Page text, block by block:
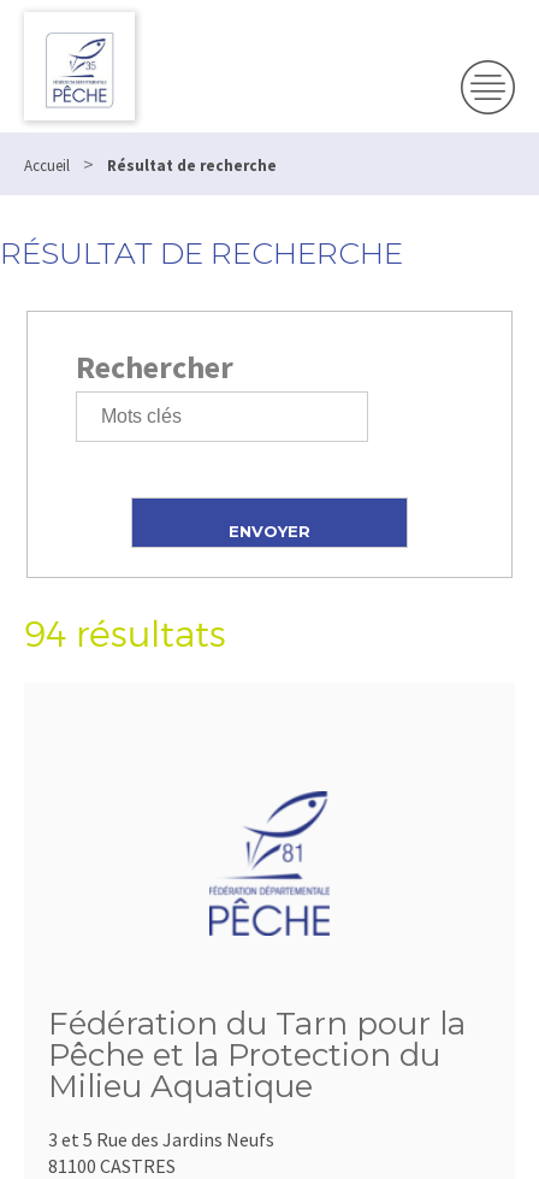
Accueil > Résultat de recherche
RÉSULTAT DE RECHERCHE
Rechercher
94 résultats
Fédération du Tarn pour la
Pêche et la Protection du
Milieu Aquatique
3 et 5 Rue des Jardins Neufs
81100 CASTRES